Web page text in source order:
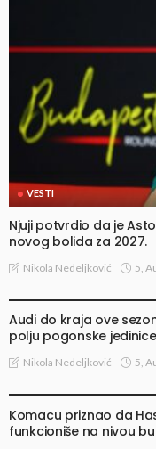
VESTI
Njuji potvrdio da je
novog bolida za 2027.
Nikola Nedeljković 5,
Audi do kraja ove
polju pogonske jedinice
Nikola Nedeljković 5,
Komacu priznao da
funkcioniše na nivou